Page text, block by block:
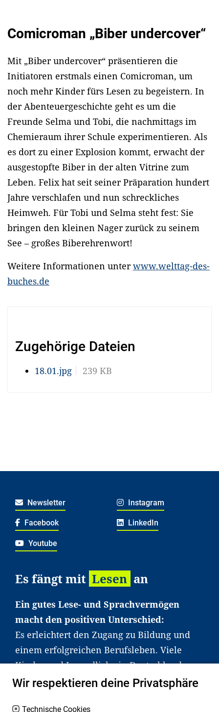
Comicroman „Biber undercover“
Mit „Biber undercover“ präsentieren die
Initiatoren erstmals einen Comicroman, um
noch mehr Kinder fürs Lesen zu begeistern. In
der Abenteuergeschichte geht es um die
Freunde Selma und Tobi, die nachmittags im
Chemieraum ihrer Schule experimentieren. Als
es dort zu einer Explosion kommt, erwacht der
ausgestopfte Biber in der alten Vitrine zum
Leben. Felix hat seit seiner Präparation hundert
Jahre verschlafen und nun schreckliches
Heimweh. Für Tobi und Selma steht fest: Sie
bringen den kleinen Nager zurück zu seinem
See – großes Biberehrenwort!
Weitere Informationen unterwww.welttag-des-
buches.de
Zugehörige Dateien
18.01.jpg 239 KB
Newsletter Instagram
Facebook LinkedIn
Youtube
Es fängt mit Lesen an
Ein gutes Lese- und Sprachvermögen
macht den positiven Unterschied:
Es erleichtert den Zugang zu Bildung und
einem erfolgreichen Berufsleben. Viele
Kinder und Jugendliche in Deutschland
haben aber große Schwierigkeiten dabei.
Wir respektieren deine Privatsphäre
Technische Cookies